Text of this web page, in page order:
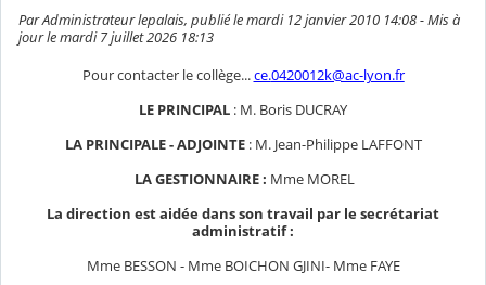
Par Administrateur lepalais, publié le mardi 12 janvier 2010 14:08 - Mis à
jour le mardi 7 juillet 2026 18:13
Pour contacter le collège...ce.0420012k@ac-lyon.fr
LE PRINCIPAL : M. Boris DUCRAY
LA PRINCIPALE - ADJOINTE: M. Jean-Philippe LAFFONT
LA GESTIONNAIRE : Mme MOREL
La direction est aidée dans son travail par le secrétariat
administratif :
Mme BESSON - Mme BOICHON GJINI- Mme FAYE